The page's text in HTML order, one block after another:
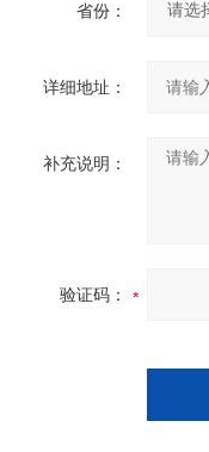
省份：
详细地址：
补充说明：
验证码：